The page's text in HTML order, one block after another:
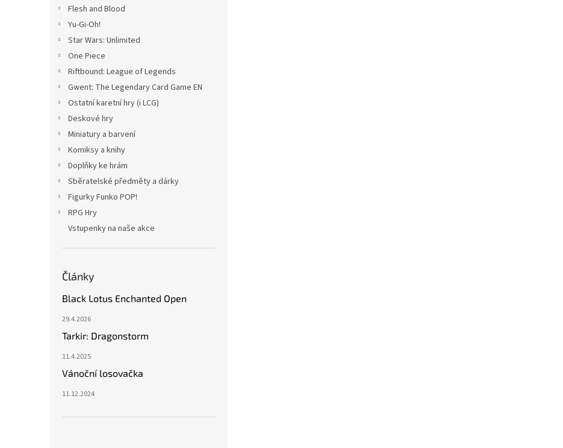
Flesh and Blood
Yu-Gi-Oh!
Star Wars: Unlimited
One Piece
Riftbound: League of Legends
Gwent: The Legendary Card Game EN
Ostatní karetní hry (i LCG)
Deskové hry
Miniatury a barvení
Komiksy a knihy
Doplňky ke hrám
Sběratelské předměty a dárky
Figurky Funko POP!
RPG Hry
Vstupenky na naše akce
Články
Black Lotus Enchanted Open
29.4.2026
Tarkir: Dragonstorm
11.4.2025
Vánoční losovačka
11.12.2024